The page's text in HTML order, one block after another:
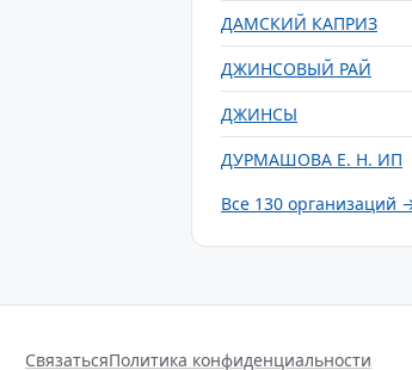
ДАМСКИЙ КАПРИЗ
ДЖИНСОВЫЙ РАЙ
ДЖИНСЫ
ДУРМАШОВА Е. Н. ИП
Все 130 организаций
СвязатьсяПолитика конфиденциальности